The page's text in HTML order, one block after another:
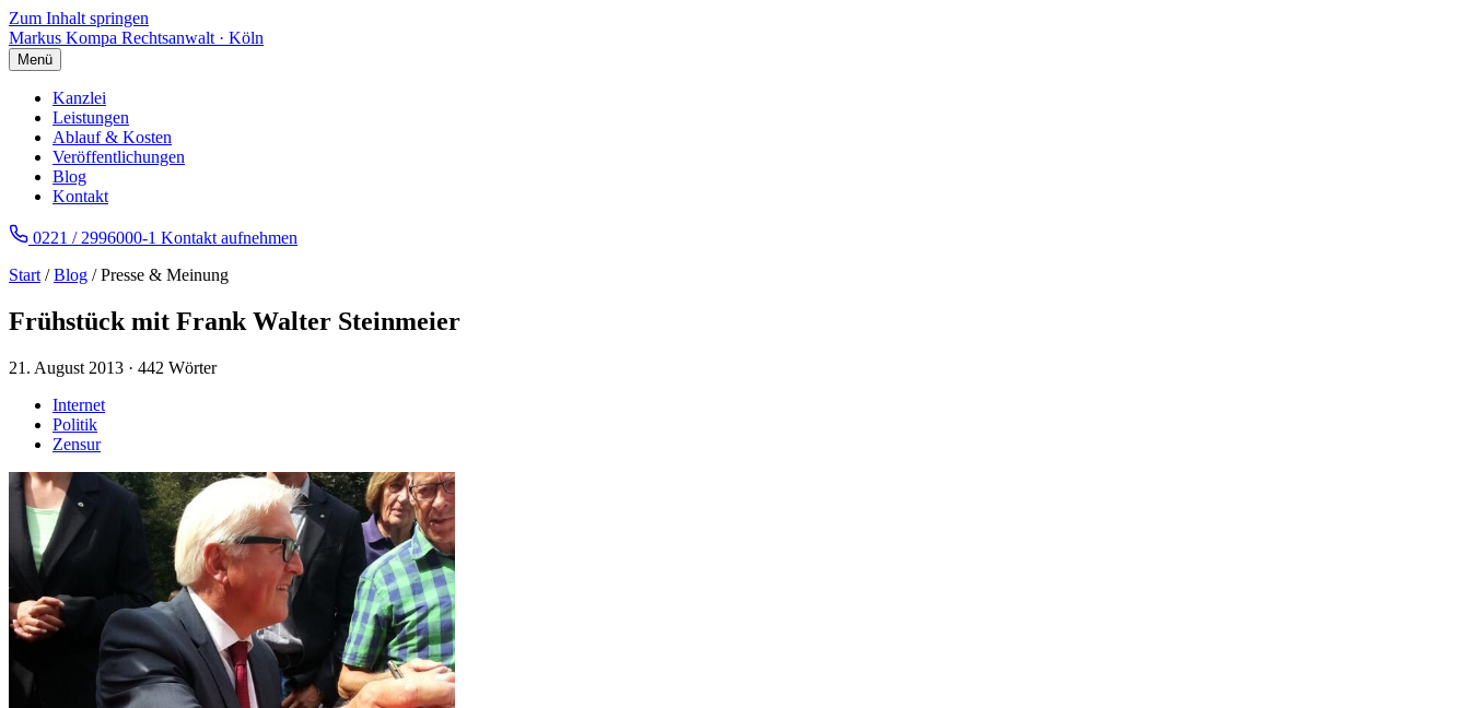
Zum Inhalt springen
Markus Kompa Rechtsanwalt · Köln
Menü
Kanzlei
Leistungen
Ablauf & Kosten
Veröffentlichungen
Blog
Kontakt
0221 / 2996000-1 Kontakt aufnehmen
Start /Blog / Presse & Meinung
Frühstück mit Frank Walter Steinmeier
21. August 2013 · 442 Wörter
Internet
Politik
Zensur